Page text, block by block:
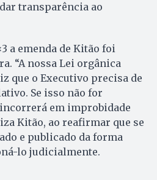
transparência ao
a emenda de Kitão foi
“A nossa Lei orgânica
que o Executivo precisa de
Se isso não for
em improbidade
Kitão, ao reafirmar que se
e publicado da forma
lo judicialmente.